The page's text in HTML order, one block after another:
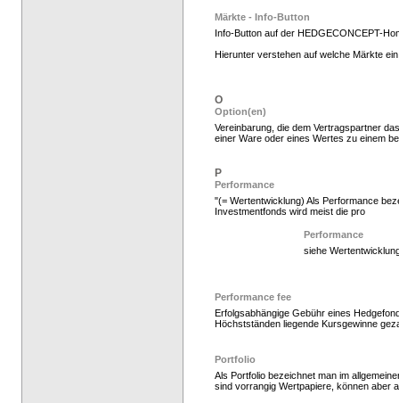
Märkte - Info-Button
Info-Button auf der HEDGECONCEPT-
Hierunter verstehen auf welche Märkte
O
Option(en)
Vereinbarung, die dem Vertragspartner
einer Ware oder eines Wertes zu einem
P
Performance
"(= Wertentwicklung) Als Performance
Investmentfonds wird meist die pro
Performance
siehe
Performance fee
Erfolgsabhängige Gebühr eines
Höchstständen liegende Kursgewinne
Portfolio
Als Portfolio bezeichnet man im
sind vorrangig Wertpapiere, können aber